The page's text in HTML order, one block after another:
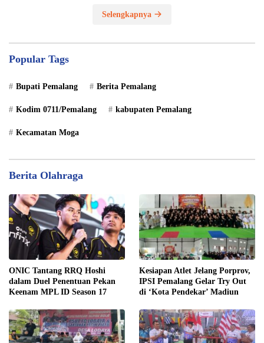
Selengkapnya
Popular Tags
Bupati Pemalang Berita Pemalang
Kodim 0711/Pemalang kabupaten Pemalang
Kecamatan Moga
Berita Olahraga
ONIC Tantang RRQ Hoshi
dalam Duel Penentuan Pekan
Keenam MPL ID Season 17
Kesiapan Atlet Jelang Porprov,
IPSI Pemalang Gelar Try Out
di ‘Kota Pendekar’ Madiun